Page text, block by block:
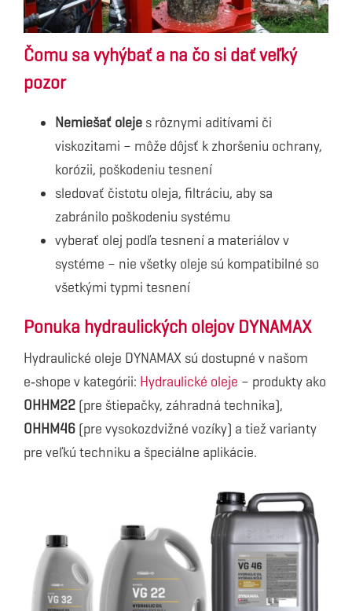
Čomu sa vyhýbať a na čo si dať veľký
pozor
Nemiešať oleje s rôznymi aditívami či
viskozitami – môže dôjsť k zhoršeniu ochrany,
korózii, poškodeniu tesnení
sledovať čistotu oleja, filtráciu, aby sa
zabránilo poškodeniu systému
vyberať olej podľa tesnení a materiálov v
systéme – nie všetky oleje sú kompatibilné so
všetkými typmi tesnení
Ponuka hydraulických olejov DYNAMAX
Hydraulické oleje DYNAMAX sú dostupné v našom
e‑shope v kategórii: Hydraulické oleje – produkty ako
OHHM22 (pre štiepačky, záhradná technika),
OHHM46 (pre vysokozdvižné vozíky) a tiež varianty
pre veľkú techniku a špeciálne aplikácie.